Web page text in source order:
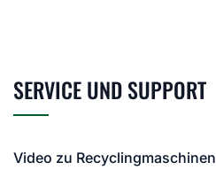
SERVICE UND SUPPORT
Video zu Recyclingmaschinen